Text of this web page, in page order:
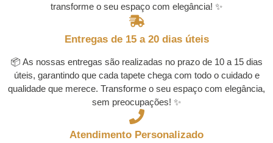
transforme o seu espaço com elegância! ✨
Entregas de 15 a 20 dias úteis
📦 As nossas entregas são realizadas no prazo de 10 a 15 dias
úteis, garantindo que cada tapete chega com todo o cuidado e
qualidade que merece. Transforme o seu espaço com elegância,
sem preocupações! ✨
Atendimento Personalizado